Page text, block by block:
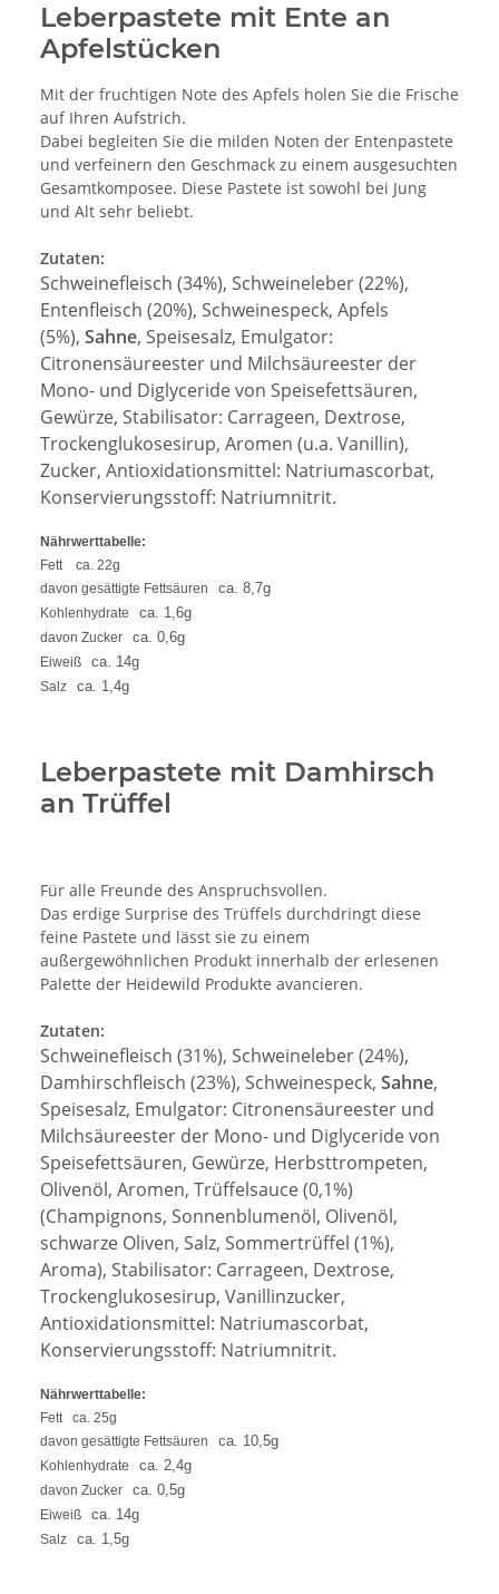
Leberpastete mit Ente an
Apfelstücken
Mit der fruchtigen Note des Apfels holen Sie die Frische
auf Ihren Aufstrich.
Dabei begleiten Sie die milden Noten der Entenpastete
und verfeinern den Geschmack zu einem ausgesuchten
Gesamtkomposee. Diese Pastete ist sowohl bei Jung
und Alt sehr beliebt.
Zutaten:
Schweinefleisch (34%), Schweineleber (22%),
Entenfleisch (20%), Schweinespeck, Apfels
(5%), Sahne, Speisesalz, Emulgator:
Citronensäureester und Milchsäureester der
Mono- und Diglyceride von Speisefettsäuren,
Gewürze, Stabilisator: Carrageen, Dextrose,
Trockenglukosesirup, Aromen (u.a. Vanillin),
Zucker, Antioxidationsmittel: Natriumascorbat,
Konservierungsstoff: Natriumnitrit.
Nährwerttabelle:
Fett ca. 22g
davon gesättigte Fettsäuren ca. 8,7g
Kohlenhydrate ca. 1,6g
davon Zucker ca. 0,6g
Eiweiß ca. 14g
Salz ca. 1,4g
Leberpastete mit Damhirsch
an Trüffel
Für alle Freunde des Anspruchsvollen.
Das erdige Surprise des Trüffels durchdringt diese
feine Pastete und lässt sie zu einem
außergewöhnlichen Produkt innerhalb der erlesenen
Palette der Heidewild Produkte avancieren.
Zutaten:
Schweinefleisch (31%), Schweineleber (24%),
Damhirschfleisch (23%), Schweinespeck, Sahne,
Speisesalz, Emulgator: Citronensäureester und
Milchsäureester der Mono- und Diglyceride von
Speisefettsäuren, Gewürze, Herbsttrompeten,
Olivenöl, Aromen, Trüffelsauce (0,1%)
(Champignons, Sonnenblumenöl, Olivenöl,
schwarze Oliven, Salz, Sommertrüffel (1%),
Aroma), Stabilisator: Carrageen, Dextrose,
Trockenglukosesirup, Vanillinzucker,
Antioxidationsmittel: Natriumascorbat,
Konservierungsstoff: Natriumnitrit.
Nährwerttabelle:
Fett ca. 25g
davon gesättigte Fettsäuren ca. 10,5g
Kohlenhydrate ca. 2,4g
davon Zucker ca. 0,5g
Eiweiß ca. 14g
Salz ca. 1,5g